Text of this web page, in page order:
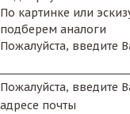
По картинке или
подберем аналоги
Пожалуйста, введите
Пожалуйста, введите
адресе почты